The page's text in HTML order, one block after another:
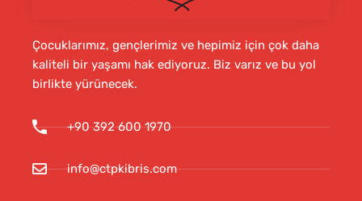
Çocuklarımız, gençlerimiz ve hepimiz için çok daha
kaliteli bir yaşamı hak ediyoruz. Biz varız ve bu yol
birlikte yürünecek.
+90 392 600 1970
info@ctpkibris.com